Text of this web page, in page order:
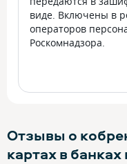
виде. Включены в
операторов
Роскомнадзора.
Отзывы о
картах в